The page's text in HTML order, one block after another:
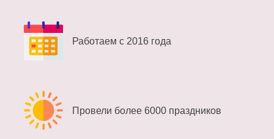
Работаем с 2016 года
Провели более 6000 праздников